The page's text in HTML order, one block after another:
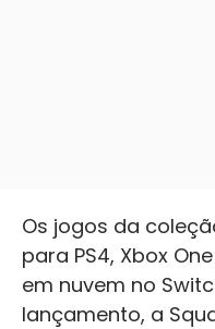
Os jogos da
para PS4, Xbox
em nuvem no
lançamento, a